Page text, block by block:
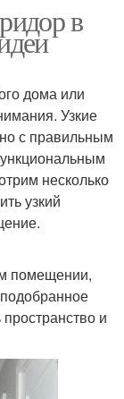
в
дома или
Узкие
с правильным
несколько
узкий
помещении,
и